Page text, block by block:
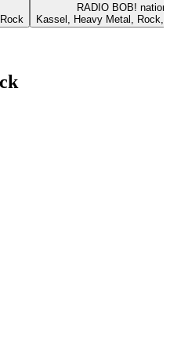
RADIO BOB!
Kassel, Heavy Metal, Rock,